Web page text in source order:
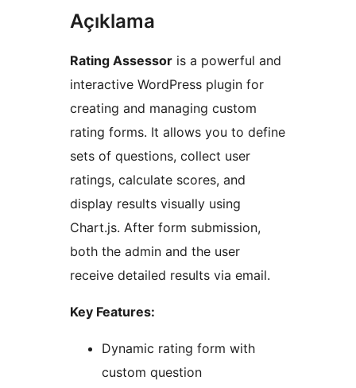
Açıklama
Rating Assessor is a powerful and
interactive WordPress plugin for
creating and managing custom
rating forms. It allows you to define
sets of questions, collect user
ratings, calculate scores, and
display results visually using
Chart.js. After form submission,
both the admin and the user
receive detailed results via email.
Key Features:
Dynamic rating form with
custom question